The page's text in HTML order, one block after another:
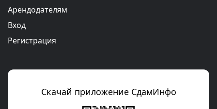
Арендодателям
Вход
Регистрация
Скачай приложение СдамИнфо